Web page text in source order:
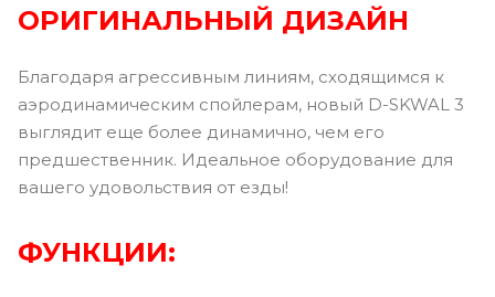
ОРИГИНАЛЬНЫЙ ДИЗАЙН
Благодаря агрессивным линиям, сходящимся к
аэродинамическим спойлерам, новый D-SKWAL 3
выглядит еще более динамично, чем его
предшественник. Идеальное оборудование для
вашего удовольствия от езды!
ФУНКЦИИ: